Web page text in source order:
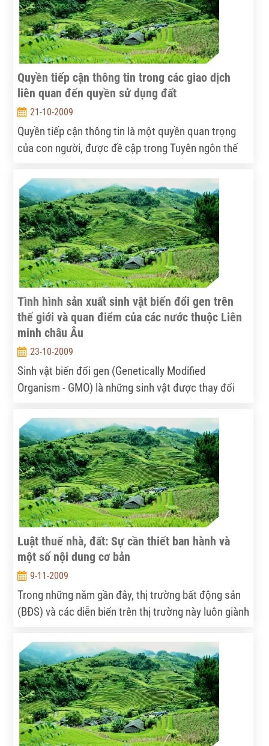
mai. Năng lượng sinh học hiện đang là một hướng đi
mà nhiều quốc gia đã lựa chọn.
Quyền tiếp cận thông tin trong các giao dịch
liên quan đến quyền sử dụng đất
21-10-2009
Quyền tiếp cận thông tin là một quyền quan trọng
của con người, được đề cập trong Tuyên ngôn thế
quốc tế về các quyền dân sự và chính trị năm 1966.
Tình hình sản xuất sinh vật biến đổi gen trên
thế giới và quan điểm của các nước thuộc Liên
minh châu Âu
23-10-2009
Sinh vật biến đổi gen (Genetically Modified
Organism - GMO) là những sinh vật được thay đổi
hiện đại, hay còn gọi là công nghệ gen. GMO đã xuất
hiện hơn 2 thập kỷ nay.
Luật thuế nhà, đất: Sự cần thiết ban hành và
một số nội dung cơ bản
9-11-2009
Trong những năm gần đây, thị trường bất động sản
(BĐS) và các diễn biến trên thị trường này luôn giành
nước ta cũng xác định rõ tầm quan trọng của thị
trường BĐS, nên Nghị quyết Trung ương 7, khóa IX
của Đảng đã đặt ra yêu cầu khá toàn diện về xây
dựng, quản lý thị trường BĐS;